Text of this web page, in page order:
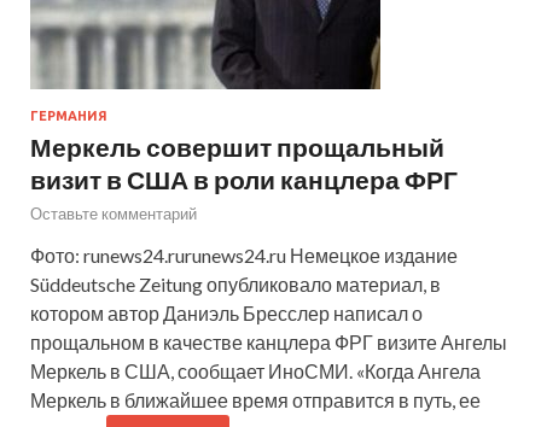
ГЕРМАНИЯ
Меркель совершит прощальный
визит в США в роли канцлера ФРГ
Оставьте комментарий
Фото: runews24.rurunews24.ru Немецкое издание
Süddeutsche Zeitung опубликовало материал, в
котором автор Даниэль Бресслер написал о
прощальном в качестве канцлера ФРГ визите Ангелы
Меркель в США, сообщает ИноСМИ. «Когда Ангела
Меркель в ближайшее время отправится в путь, ее